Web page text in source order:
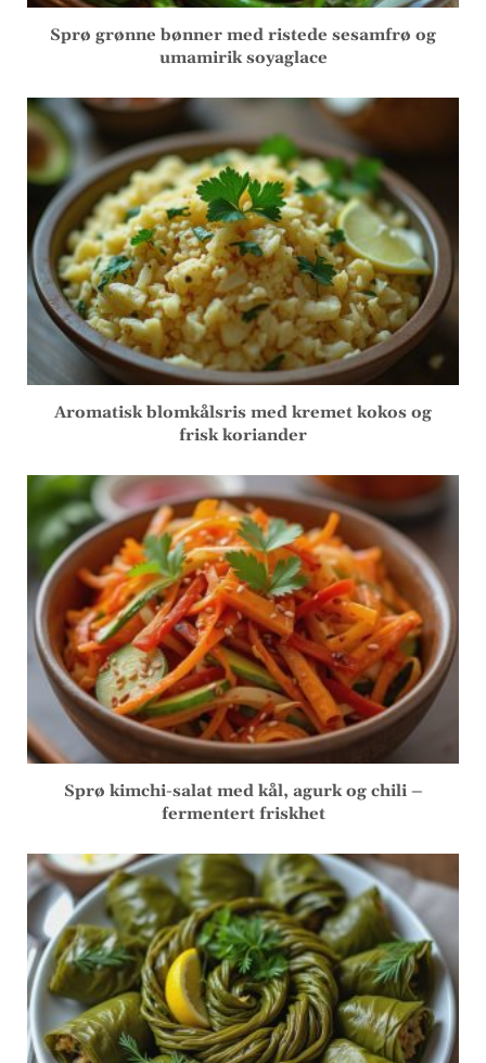
Sprø grønne bønner med ristede sesamfrø og
umamirik soyaglace
Aromatisk blomkålsris med kremet kokos og
frisk koriander
Sprø kimchi-salat med kål, agurk og chili –
fermentert friskhet